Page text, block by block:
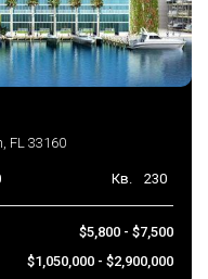
FL 33160
Кв. 230
$5,800 - $7,500
$1,050,000 - $2,900,000